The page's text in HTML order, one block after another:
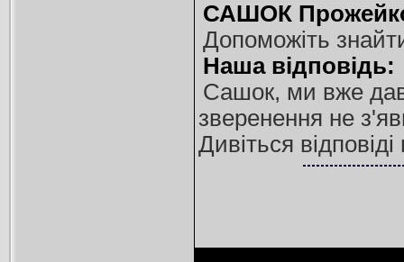
САШОК
Допоможіть
Наша відповідь:
Сашок, ми вже
зверенення не
Дивіться